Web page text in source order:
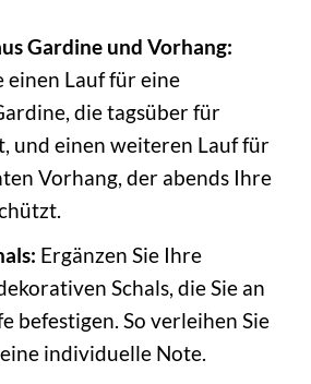
Gardine und Vorhang:
einen Lauf für eine
die tagsüber für
und einen weiteren Lauf für
Vorhang, der abends Ihre
Ergänzen Sie Ihre
Schals, die Sie an
befestigen. So verleihen Sie
individuelle Note.